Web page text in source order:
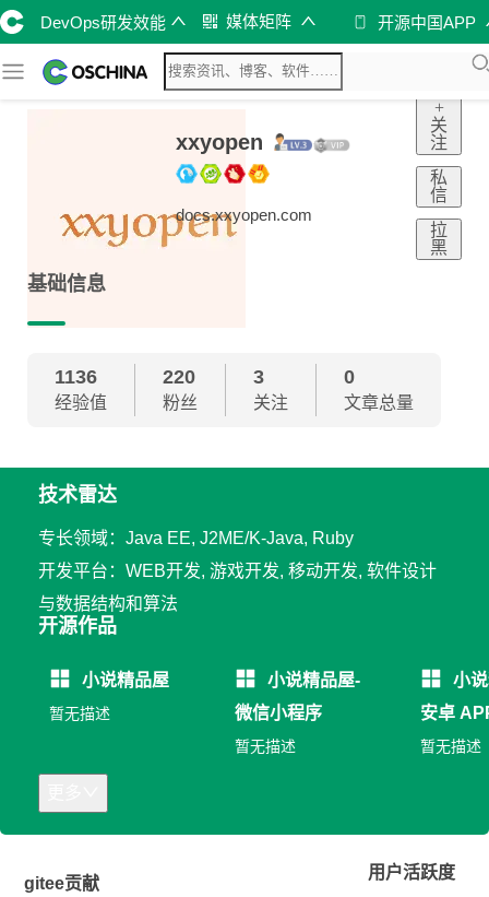
DevOps研发效能 媒体矩阵 开源中国APP
xxyopen
docs.xxyopen.com
+
关
注
私
信
拉
黑
基础信息
1136
经验值
220
粉丝
3
关注
0
文章总量
技术雷达
专长领域：Java EE, J2ME/K-Java, Ruby
开发平台：WEB开发, 游戏开发, 移动开发, 软件设计
与数据结构和算法
开源作品
小说精品屋
暂无描述
小说精品屋-
微信小程序
暂无描述
小
安卓
暂无描述
gitee贡献
用户活跃度